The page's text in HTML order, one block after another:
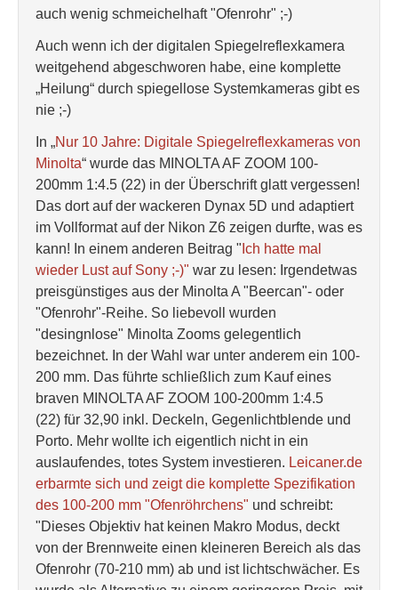
auch wenig schmeichelhaft "Ofenrohr" ;-)
Auch wenn ich der digitalen Spiegelreflexkamera
weitgehend abgeschworen habe, eine komplette
„Heilung“ durch spiegellose Systemkameras gibt es
nie ;-)
In „Nur 10 Jahre: Digitale Spiegelreflexkameras von
Minolta“ wurde das MINOLTA AF ZOOM 100-
200mm 1:4.5 (22) in der Überschrift glatt vergessen!
Das dort auf der wackeren Dynax 5D und adaptiert
im Vollformat auf der Nikon Z6 zeigen durfte, was es
kann! In einem anderen Beitrag " Ich hatte mal
wieder Lust auf Sony ;-)" war zu lesen: Irgendetwas
preisgünstiges aus der Minolta A "Beercan"- oder
"Ofenrohr"-Reihe. So liebevoll wurden
"desingnlose" Minolta Zooms gelegentlich
bezeichnet. In der Wahl war unter anderem ein 100-
200 mm. Das führte schließlich zum Kauf eines
braven MINOLTA AF ZOOM 100-200mm 1:4.5
(22) für 32,90 inkl. Deckeln, Gegenlichtblende und
Porto. Mehr wollte ich eigentlich nicht in ein
auslaufendes, totes System investieren. Leicaner.de
erbarmte sich und zeigt die komplette Spezifikation
des 100-200 mm "Ofenröhrchens" und schreibt:
"Dieses Objektiv hat keinen Makro Modus, deckt
von der Brennweite einen kleineren Bereich als das
Ofenrohr (70-210 mm) ab und ist lichtschwächer. Es